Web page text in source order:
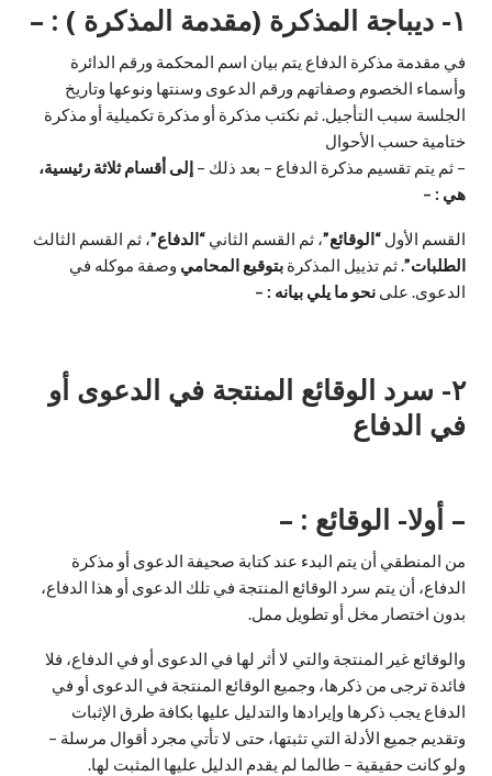
١- ديباجة المذكرة (مقدمة المذكرة ) : –
في مقدمة مذكرة الدفاع يتم بيان اسم المحكمة ورقم الدائرة
وأسماء الخصوم وصفاتهم ورقم الدعوى وسنتها ونوعها وتاريخ
الجلسة سبب التأجيل. ثم نكتب مذكرة أو مذكرة تكميلية أو مذكرة
ختامية حسب الأحوال
– ثم يتم تقسيم مذكرة الدفاع – بعد ذلك – إلى أقسام ثلاثة رئيسية،
هي : –
القسم الأول “الوقائع”، ثم القسم الثاني “الدفاع”، ثم القسم الثالث
الطلبات”. ثم تذييل المذكرة بتوقيع المحامي وصفة موكله في
الدعوى. على نحو ما یلي بیانه : –
۲- سرد الوقائع المنتجة في الدعوى أو
في الدفاع
– أولا- الوقائع : –
من المنطقي أن يتم البدء عند كتابة صحيفة الدعوى أو مذكرة
الدفاع، أن يتم سرد الوقائع المنتجة في تلك الدعوى أو هذا الدفاع،
بدون اختصار مخل أو تطويل ممل.
والوقائع غير المنتجة والتي لا أثر لها في الدعوى أو في الدفاع، فلا
فائدة ترجى من ذكرها، وجميع الوقائع المنتجة في الدعوى أو في
الدفاع يجب ذكرها وإيرادها والتدليل عليها بكافة طرق الإثبات
وتقديم جميع الأدلة التي تثبتها، حتى لا تأتي مجرد أقوال مرسلة –
ولو كانت حقيقية – طالما لم يقدم الدليل عليها المثبت لها.